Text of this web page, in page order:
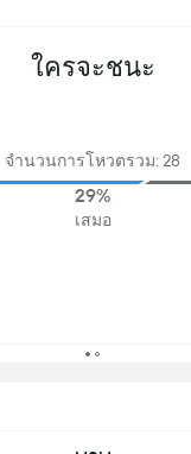
ใครจะชนะ
จำนวนการโหวตรวม: 28
29%
เสมอ